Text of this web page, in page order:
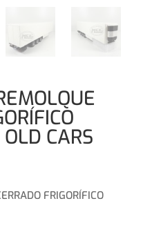
CARS
FRIGORÍFICO